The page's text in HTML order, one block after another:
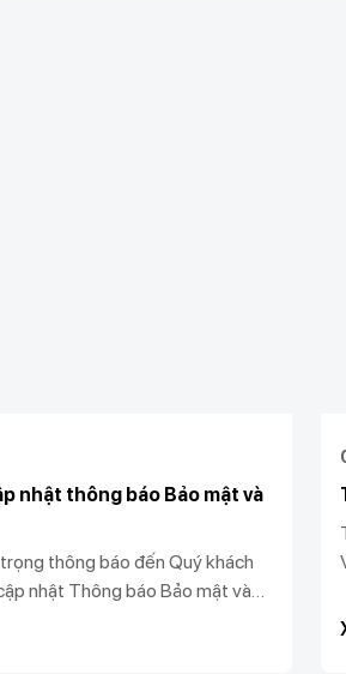
nhật thông báo Bảo mật và
thông báo đến Quý khách
nhật Thông báo Bảo mật và
báo”) theo Luật bảo vệ dữ
QH15 và Nghị định số